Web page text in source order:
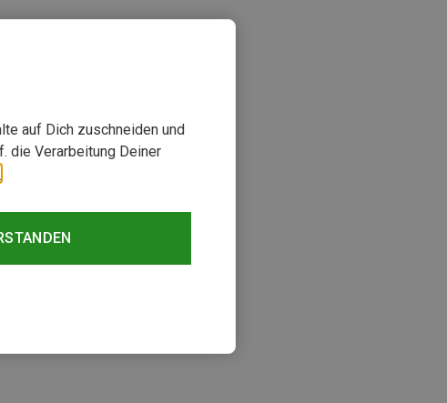
auf Dich zuschneiden und
die Verarbeitung Deiner